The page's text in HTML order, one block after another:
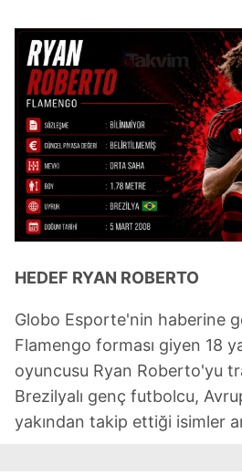
HEDEF RYAN ROBERTO
Globo Esporte'nin haberine
Flamengo forması giyen 18
oyuncusu Ryan Roberto'yu
Brezilyalı genç futbolcu,
yakından takip ettiği isimler